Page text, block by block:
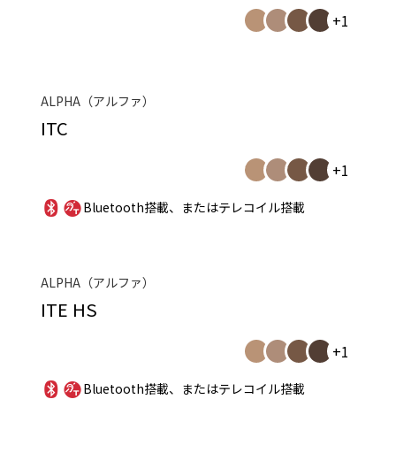
+1
ALPHA（アルファ）
ITC
+1
Bluetooth搭載、またはテレコイル搭載
ALPHA（アルファ）
ITE HS
+1
Bluetooth搭載、またはテレコイル搭載